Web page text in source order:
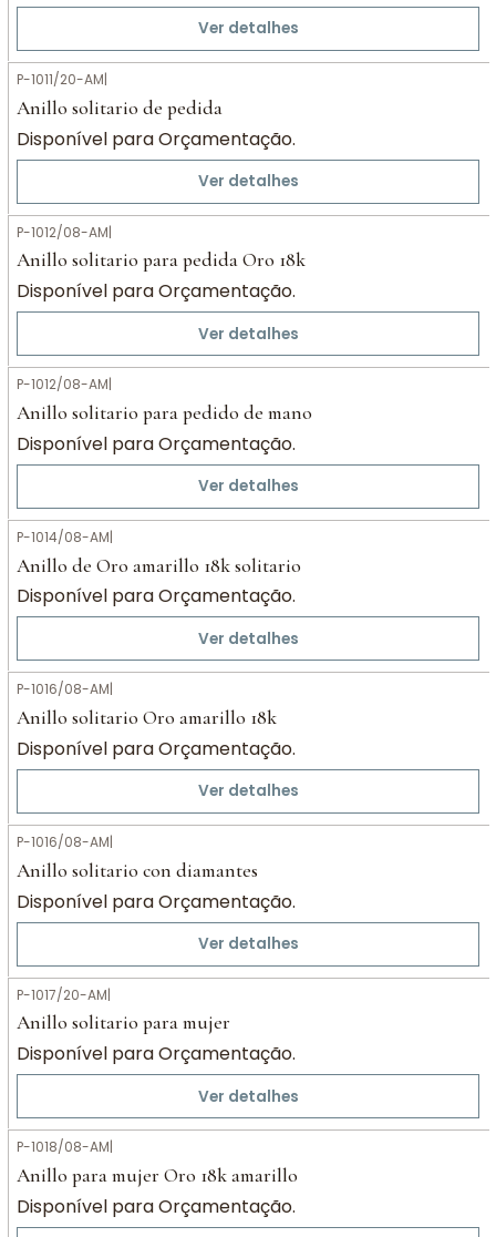
Ver detalhes
P-1011/20-AM|
Anillo solitario de pedida
Disponível para Orçamentação.
Ver detalhes
P-1012/08-AM|
Anillo solitario para pedida Oro 18k
Disponível para Orçamentação.
Ver detalhes
P-1012/08-AM|
Anillo solitario para pedido de mano
Disponível para Orçamentação.
Ver detalhes
P-1014/08-AM|
Anillo de Oro amarillo 18k solitario
Disponível para Orçamentação.
Ver detalhes
P-1016/08-AM|
Anillo solitario Oro amarillo 18k
Disponível para Orçamentação.
Ver detalhes
P-1016/08-AM|
Anillo solitario con diamantes
Disponível para Orçamentação.
Ver detalhes
P-1017/20-AM|
Anillo solitario para mujer
Disponível para Orçamentação.
Ver detalhes
P-1018/08-AM|
Anillo para mujer Oro 18k amarillo
Disponível para Orçamentação.